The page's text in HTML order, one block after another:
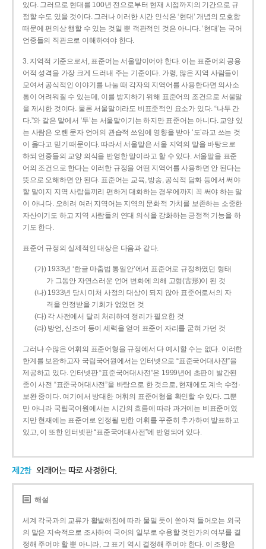
있다. 그러므로 현대를 100년 전으로부터 현재 시점까지의 기간으로 규
정할 수도 있을 것이다. 그러나 이러한 시간 인식은 ‘현대’ 개념의 모호함
때문에 편의상 행할 수 있는 것일 뿐 객관적인 것은 아니다. ‘현대’는 국어
언중들의 직관으로 이해하여야 한다.
3. 지역적 기준으로서, 표준어는 서울말이어야 한다. 이는 표준어의 공용
어적 성격을 가장 크게 드러내 주는 기준이다. 가령, 많은 지역 사람들이
모여서 공식적인 이야기를 나눌 때 각자의 지역어를 사용한다면 의사소
통이 어려워질 수 있는데, 이를 방지하기 위해 표준어의 조건으로 서울말
을 제시한 것이다. 물론 서울말이라도 비표준적인 요소가 있다. “나두 간
다.”와 같은 말에서 ‘두’는 서울말이기는 하지만 표준어는 아니다. 교양 있
는 사람은 오랜 문자 언어의 관습적 쓰임에 영향을 받아 ‘도’라고 쓰는 것
이 옳다고 믿기 때문이다. 따라서 서울말은 서울 지역의 말을 바탕으로
하되 언중들의 교양 의식을 반영한 말이라고 할 수 있다. 서울말을 표준
어의 조건으로 한다는 이러한 규정을 어떤 지역어를 사용하면 안 된다는
뜻으로 오해하면 안 된다. 표준어는 교육, 방송, 공식적 담화 등에서 써야
할 말이지 지역 사람들끼리 편하게 대화하는 경우에까지 꼭 써야 하는 말
이 아니다. 오히려 여러 지역어는 지역의 문화적 가치를 보존하는 소중한
자산이기도 하고 지역 사람들의 연대 의식을 강화하는 긍정적 기능을 하
기도 한다.
표준어 규정의 실제적인 대상은 다음과 같다.
(가) 1933년 ‘한글 마춤법 통일안’에서 표준어로 규정하였던 형태
가 그동안 자연스러운 언어 변화에 의해 고형(古形)이 된 것
(나) 1933년 당시 미처 사정의 대상이 되지 않아 표준어로서의 자
격을 인정받을 기회가 없었던 것
(다) 각 사전에서 달리 처리하여 정리가 필요한 것
(라) 방언, 신조어 등이 세력을 얻어 표준어 자리를 굳혀 가던 것
그러나 수많은 어휘의 표준어형을 규정에서 다 예시할 수는 없다. 이러한
한계를 보완하고자 국립국어원에서는 인터넷으로 “표준국어대사전”을
제공하고 있다. 인터넷판 “표준국어대사전”은 1999년에 초판이 발간된
종이 사전 “표준국어대사전”을 바탕으로 한 것으로, 현재에도 계속 수정·
보완 중이다. 여기에서 방대한 어휘의 표준어형을 확인할 수 있다. 그뿐
만 아니라 국립국어원에서는 시간의 흐름에 따라 과거에는 비표준어였
지만 현재에는 표준어로 인정될 만한 어휘를 꾸준히 추가하여 발표하고
있고, 이 또한 인터넷판 “표준국어대사전”에 반영되어 있다.
제2항 외래어는 따로 사정한다.
해설
세계 각국과의 교류가 활발해짐에 따라 물밀 듯이 쏟아져 들어오는 외국
의 말은 지속적으로 조사하여 국어의 일부로 수용할 것인가의 여부를 결
정해 주어야 할 뿐 아니라, 그 표기 역시 결정해 주어야 한다. 이 조항은